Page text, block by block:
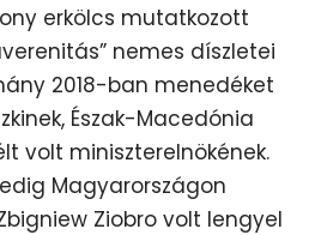
erkölcs mutatkozott
nemes díszletei
2018-ban menedéket
Észak-Macedónia
volt miniszterelnökének.
Magyarországon
Ziobro volt lengyel